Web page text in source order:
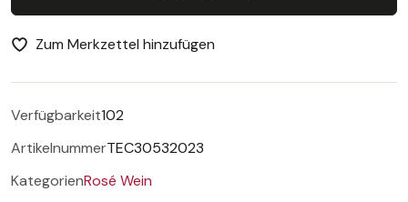
Zum Merkzettel hinzufügen
Verfügbarkeit102
ArtikelnummerTEC30532023
KategorienRosé Wein